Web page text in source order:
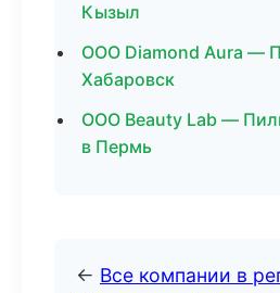
Кызыл
ООО Diamond Aura —
Хабаровск
ООО Beauty Lab —
в Пермь
← Все компании в